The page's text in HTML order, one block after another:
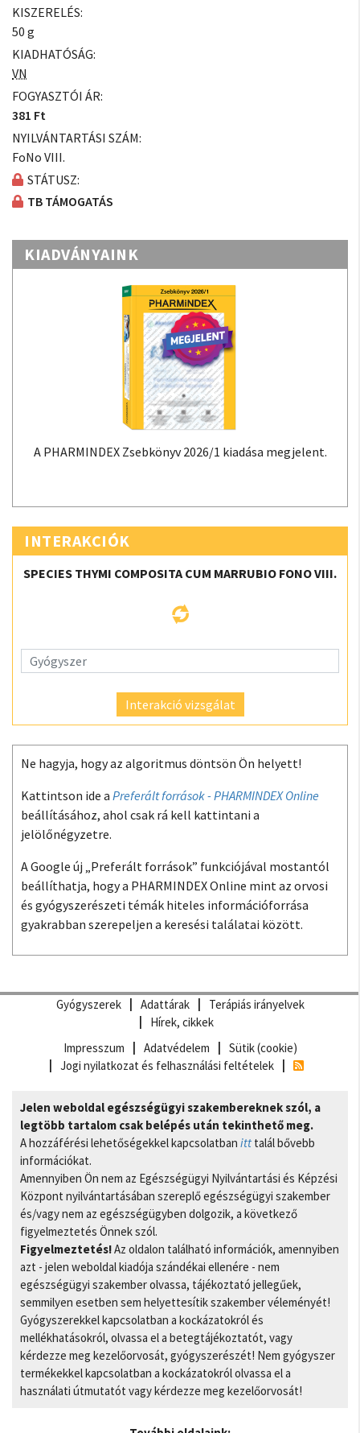
KISZERELÉS:
50 g
KIADHATÓSÁG:
VN
FOGYASZTÓI ÁR:
381 Ft
NYILVÁNTARTÁSI SZÁM:
FoNo VIII.
STÁTUSZ:
TB TÁMOGATÁS
KIADVÁNYAINK
A PHARMINDEX Zsebkönyv 2026/1 kiadása megjelent.
INTERAKCIÓK
SPECIES THYMI COMPOSITA CUM MARRUBIO FONO VIII.
Interakció vizsgálat
Ne hagyja, hogy az algoritmus döntsön Ön helyett!
Kattintson ide a Preferált források - PHARMINDEX Online
beállításához, ahol csak rá kell kattintani a
jelölőnégyzetre.
A Google új „Preferált források” funkciójával mostantól
beállíthatja, hogy a PHARMINDEX Online mint az orvosi
és gyógyszerészeti témák hiteles információforrása
gyakrabban szerepeljen a keresési találatai között.
Gyógyszerek Adattárak
Terápiás irányelvek
Hírek, cikkek
Impresszum
Adatvédelem
Sütik (cookie)
Jogi nyilatkozat és felhasználási feltételek
Jelen weboldal egészségügyi szakembereknek szól, a
legtöbb tartalom csak belépés után tekinthető meg.
A hozzáférési lehetőségekkel kapcsolatban itt talál bővebb
információkat.
Amennyiben Ön nem az Egészségügyi Nyilvántartási és Képzési
Központ nyilvántartásában szereplő egészségügyi szakember
és/vagy nem az egészségügyben dolgozik, a következő
figyelmeztetés Önnek szól.
Figyelmeztetés!Az oldalon található információk, amennyiben
azt - jelen weboldal kiadója szándékai ellenére - nem
egészségügyi szakember olvassa, tájékoztató jellegűek,
semmilyen esetben sem helyettesítik szakember véleményét!
Gyógyszerekkel kapcsolatban a kockázatokról és
mellékhatásokról, olvassa el a betegtájékoztatót, vagy
kérdezze meg kezelőorvosát, gyógyszerészét! Nem gyógyszer
termékekkel kapcsolatban a kockázatokról olvassa el a
használati útmutatót vagy kérdezze meg kezelőorvosát!